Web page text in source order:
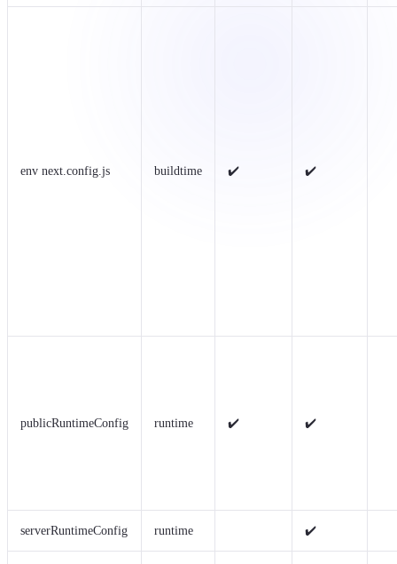
env next.config.js buildtime ✔️ ✔️
publicRuntimeConfig runtime ✔️ ✔️
serverRuntimeConfig runtime ✔️